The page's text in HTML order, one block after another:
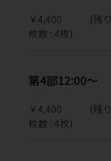
￥4,400 (残り
枚数 : 4枚)
第4部12:00～
￥4,400 (残り
枚数 : 4枚)